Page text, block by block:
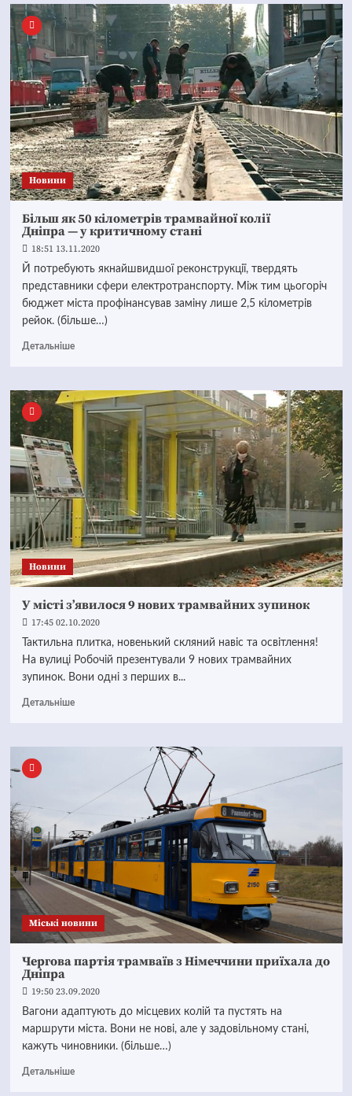
Новини
Більш як 50 кілометрів трамвайної колії
Дніпра — у критичному стані
18:51 13.11.2020
Й потребують якнайшвидшої реконструкції, твердять
представники сфери електротранспорту. Між тим цьогоріч
бюджет міста профінансував заміну лише 2,5 кілометрів
рейок. (більше…)
Детальніше
Новини
У місті з’явилося 9 нових трамвайних зупинок
17:45 02.10.2020
Тактильна плитка, новенький скляний навіс та освітлення!
На вулиці Робочій презентували 9 нових трамвайних
зупинок. Вони одні з перших в...
Детальніше
Mіські новини
Чергова партія трамваїв з Німеччини приїхала до
Дніпра
19:50 23.09.2020
Вагони адаптують до місцевих колій та пустять на
маршрути міста. Вони не нові, але у задовільному стані,
кажуть чиновники. (більше…)
Детальніше